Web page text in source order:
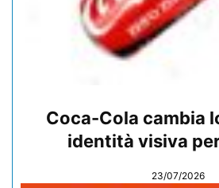
Coca-Cola cambia
identità visiva
23/07/2026